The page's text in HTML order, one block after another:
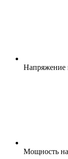
Напряжение
Мощность